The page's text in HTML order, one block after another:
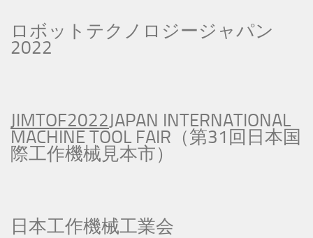
ロボットテクノロジージャパン
2022
JIMTOF2022JAPAN INTERNATIONAL
MACHINE TOOL FAIR （第31回日本国
際工作機械見本市）
日本工作機械工業会